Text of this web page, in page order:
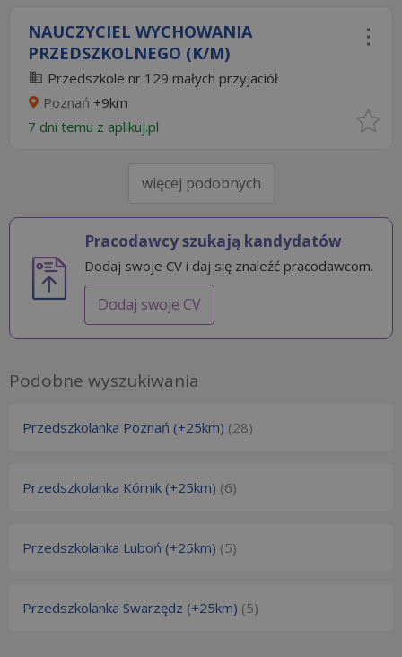
NAUCZYCIEL WYCHOWANIA
PRZEDSZKOLNEGO (K/M)
Przedszkole nr 129 małych przyjaciół
Poznań +9km
7 dni temu z aplikuj.pl
więcej podobnych
Pracodawcy szukają kandydatów
Dodaj swoje CV i daj się znaleźć pracodawcom.
Dodaj swoje CV
Podobne wyszukiwania
Przedszkolanka Poznań (+25km) (28)
Przedszkolanka Kórnik (+25km) (6)
Przedszkolanka Luboń (+25km) (5)
Przedszkolanka Swarzędz (+25km) (5)